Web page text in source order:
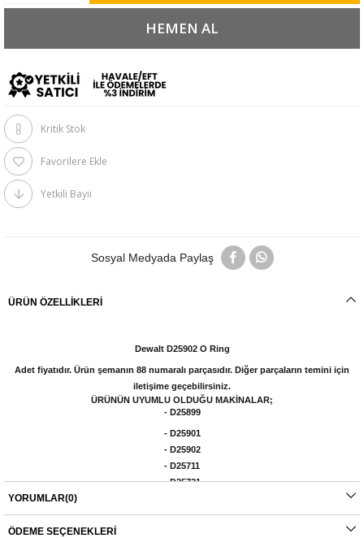
Kritik Stok
Favorilere Ekle
Yetkili Bayii
Sosyal Medyada Paylaş
ÜRÜN ÖZELLIKLERI
Dewalt D25902 O Ring
Adet fiyatıdır. Ürün şemanın 88 numaralı parçasıdır. Diğer parçaların temini için
iletişime geçebilirsiniz.
ÜRÜNÜN UYUMLU OLDUĞU MAKİNALAR;
- D25899
- D25901
- D25902
- D25711
- D25721
Orijinal yedek parçalarda garanti durumu; yetkili servislerin haricinde yapılan
montajlarda ürünlerin iade veya değişim süreçleri bulunmamaktadır. Yedek
YORUMLAR(0)
ÖDEME SEÇENEKLERI